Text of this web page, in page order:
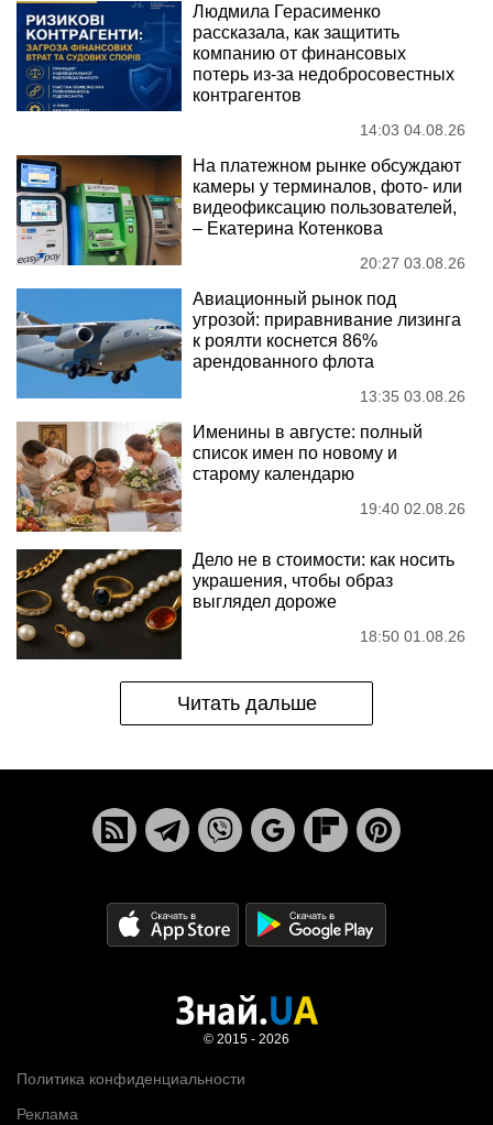
Людмила Герасименко
рассказала, как защитить
компанию от финансовых
потерь из-за недобросовестных
контрагентов
14:03 04.08.26
На платежном рынке обсуждают
камеры у терминалов, фото- или
видеофиксацию пользователей,
– Екатерина Котенкова
20:27 03.08.26
Авиационный рынок под
угрозой: приравнивание лизинга
к роялти коснется 86%
арендованного флота
13:35 03.08.26
Именины в августе: полный
список имен по новому и
старому календарю
19:40 02.08.26
Дело не в стоимости: как носить
украшения, чтобы образ
выглядел дороже
18:50 01.08.26
Читать дальше
Политика конфиденциальности
Реклама
© 2015 - 2026